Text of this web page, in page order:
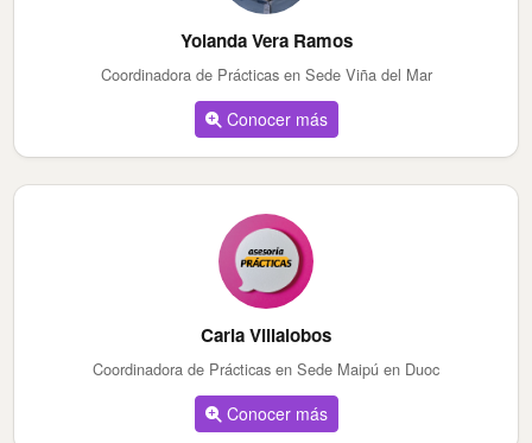
Yolanda Vera Ramos
Coordinadora de Prácticas en Sede Viña del Mar
Conocer más
Carla Villalobos
Coordinadora de Prácticas en Sede Maipú en Duoc
Conocer más